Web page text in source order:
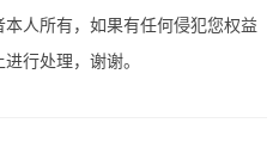
人所有，如果有任何侵犯您权益
行处理，谢谢。